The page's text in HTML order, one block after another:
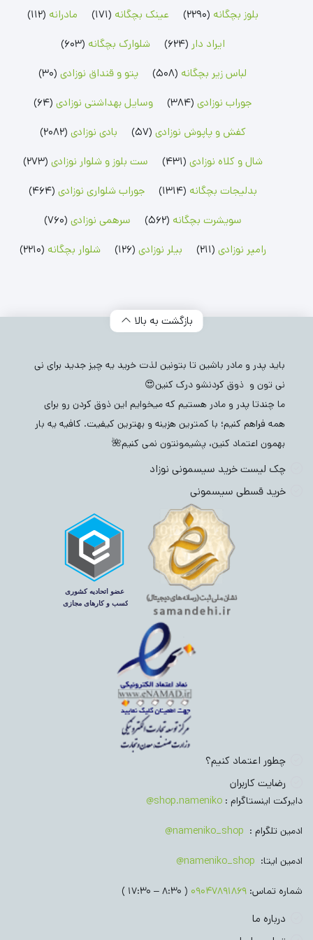
سرهمی پسرانه سرهمی دخترانه سرهمی لیندکس
شلوار پسرانه
سویشرت پسرانه سویشرت دخترانه
رامپر پسرانه
ست بلوز شلوار پسرانه ست بلوز شلوار دخترانه
جوراب پسرانه
بلوز بچگانه (2290) عینک بچگانه (171) مادرانه (112)
ایراد دار (624) شلوارک بچگانه (603)
لباس زیر بچگانه (508) پتو و قنداق نوزادی (30)
جوراب نوزادی (384) وسایل بهداشتی نوزادی (64)
کفش و پاپوش نوزادی (57) بادی نوزادی (2082)
شال و کلاه نوزادی (431) ست بلوز و شلوار نوزادی (273)
بدلیجات بچگانه (1314) جوراب شلواری نوزادی (464)
سویشرت بچگانه (562) سرهمی نوزادی (760)
رامپر نوزادی (211) بیلر نوزادی (126) شلوار بچگانه (2210)
بازگشت به بالا
باید پدر و مادر باشین تا بتونین لذت خرید یه چیز جدید برای نی
نی تون و ذوق کردنشو درک کنین😍
ما چندتا پدر و مادر هستیم که میخوایم این ذوق کردن رو برای
همه فراهم کنیم؛ با کمترین هزینه و بهترین کیفیت. کافیه یه بار
بهمون اعتماد کنین، پشیمونتون نمی کنیم🌺
چک لیست خرید سیسمونی نوزاد
خرید قسطی سیسمونی
چطور اعتماد کنیم؟
رضایت کاربران
دایرکت اینستاگرام : shop.nameniko@
ادمین تلگرام : nameniko_shop@
ادمین ایتا: nameniko_shop@
شماره تماس: 09047891869
( 8:30 – 17:30 )
درباره ما